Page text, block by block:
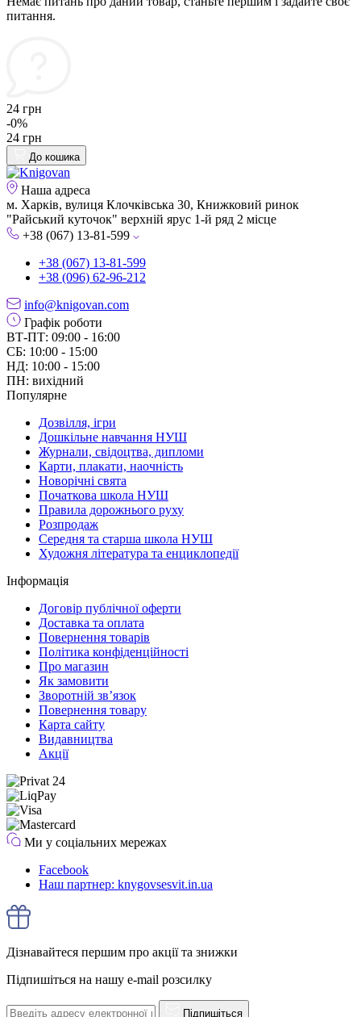
питання.
24 грн
-0%
24 грн
До кошика
Наша адреса
м. Харків, вулиця Клочківська 30, Книжковий ринок
"Райський куточок" верхній ярус 1-й ряд 2 місце
+38 (067) 13-81-599
+38 (067) 13-81-599
+38 (096) 62-96-212
info@knigovan.com
Графік роботи
ВТ-ПТ: 09:00 - 16:00
СБ: 10:00 - 15:00
НД: 10:00 - 15:00
ПН: вихідний
Популярне
Дозвілля, ігри
Дошкільне навчання НУШ
Журнали, свідоцтва, дипломи
Карти, плакати, наочність
Новорічні свята
Початкова школа НУШ
Правила дорожнього руху
Розпродаж
Середня та старша школа НУШ
Художня література та енциклопедії
Інформація
Договір публічної оферти
Доставка та оплата
Повернення товарів
Політика конфіденційності
Про магазин
Як замовити
Зворотній зв’язок
Повернення товару
Карта сайту
Видавництва
Акції
Ми у соціальних мережах
Facebook
Наш партнер: knygovsesvit.in.ua
Дізнавайтеся першим про акції та знижки
Підпишіться на нашу e-mail розсилку
Підпишіться